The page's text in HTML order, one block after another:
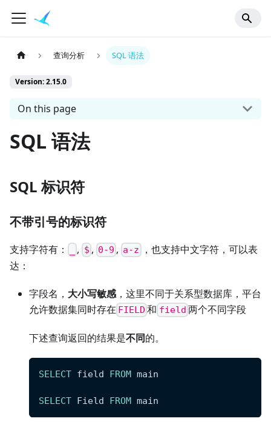
查询分析 SQL 语法
Version: 2.15.0
On this page
SQL 语法
SQL 标识符
不带引号的标识符
支持字符有： , $ , 0-9 , a-z ，也支持中文字符，可以表
达：
字段名， 大小写敏感，这里不同于关系型数据库，平台
允许数据集同时存在 FIELD 和 field 两个不同字段
下述查询返回的结果是不同的。
SELECT field FROM main
SELECT Field FROM main